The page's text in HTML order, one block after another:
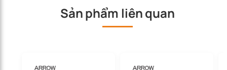
Sản phẩm liên quan